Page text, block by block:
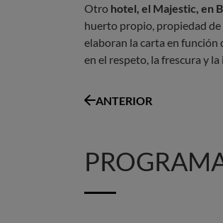
Otro hotel, el Majestic, en
huerto propio, propiedad de
elaboran la carta en función
en el respeto, la frescura y la
ANTERIOR